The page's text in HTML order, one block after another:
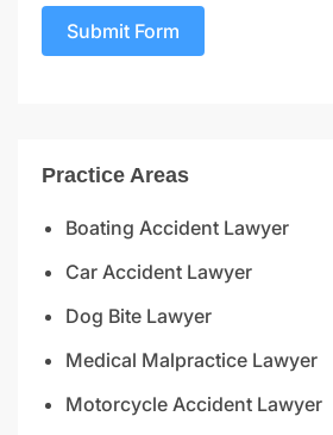
Submit Form
Practice Areas
Boating Accident Lawyer
Car Accident Lawyer
Dog Bite Lawyer
Medical Malpractice Lawyer
Motorcycle Accident Lawyer